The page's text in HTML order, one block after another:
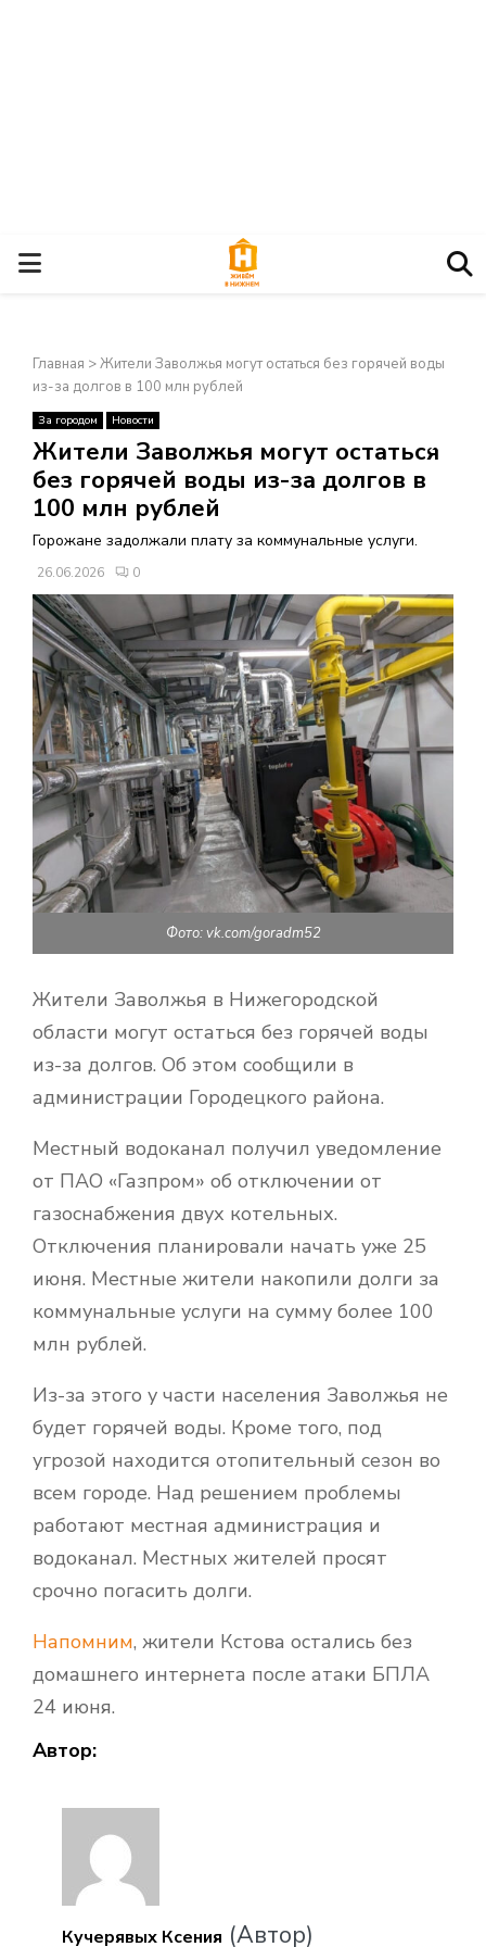
О
Н
О
В
Н
О
Е
М
Е
Н
Ю
Главная >Жители Заволжья могут остаться без горячей воды
из-за долгов в 100 млн рублей
За городом Новости
Жители Заволжья могут остаться
без горячей воды из-за долгов в
100 млн рублей
Горожане задолжали плату за коммунальные услуги.
26.06.2026 0
Фото: vk.com/goradm52
Жители Заволжья в Нижегородской
области могут остаться без горячей воды
из-за долгов. Об этом сообщили в
администрации Городецкого района.
×
Местный водоканал получил уведомление
от ПАО «Газпром» об отключении от
газоснабжения двух котельных.
Отключения планировали начать уже 25
июня. Местные жители накопили долги за
коммунальные услуги на сумму более 100
млн рублей.
Из-за этого у части населения Заволжья не
будет горячей воды. Кроме того, под
угрозой находится отопительный сезон во
всем городе. Над решением проблемы
работают местная администрация и
водоканал. Местных жителей просят
срочно погасить долги.
Напомним, жители Кстова остались без
домашнего интернета после атаки БПЛА
24 июня.
Автор:
Кучерявых Ксения (Автор)